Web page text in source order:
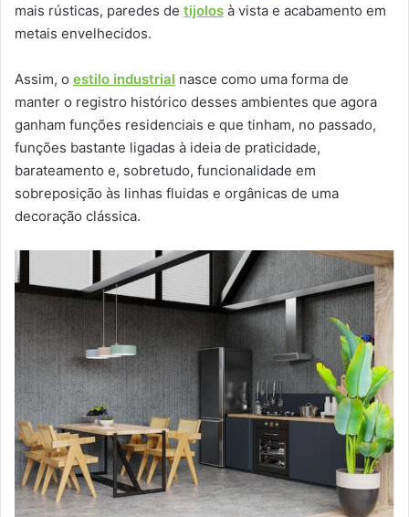
mais rústicas, paredes de tijolos à vista e acabamento em
metais envelhecidos.
Assim, o estilo industrial nasce como uma forma de
manter o registro histórico desses ambientes que agora
ganham funções residenciais e que tinham, no passado,
funções bastante ligadas à ideia de praticidade,
barateamento e, sobretudo, funcionalidade em
sobreposição às linhas fluidas e orgânicas de uma
decoração clássica.